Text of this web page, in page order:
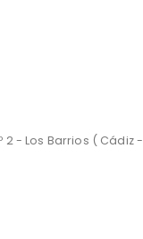
- Los Barrios ( Cádiz -